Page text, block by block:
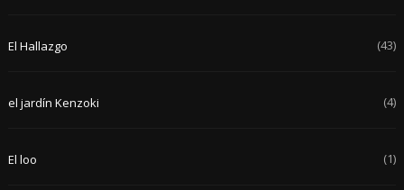
El Hallazgo (43)
el jardín Kenzoki (4)
El loo (1)